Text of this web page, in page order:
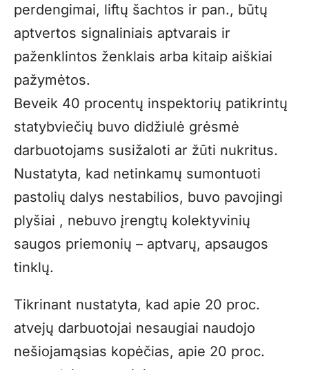
perdengimai, liftų šachtos ir pan., būtų
aptvertos signaliniais aptvarais ir
paženklintos ženklais arba kitaip aiškiai
pažymėtos.
Beveik 40 procentų inspektorių patikrintų
statybviečių buvo didžiulė grėsmė
darbuotojams susižaloti ar žūti nukritus.
Nustatyta, kad netinkamų sumontuoti
pastolių dalys nestabilios, buvo pavojingi
plyšiai , nebuvo įrengtų kolektyvinių
saugos priemonių – aptvarų, apsaugos
tinklų.
Tikrinant nustatyta, kad apie 20 proc.
atvejų darbuotojai nesaugiai naudojo
nešiojamąsias kopėčias, apie 20 proc.